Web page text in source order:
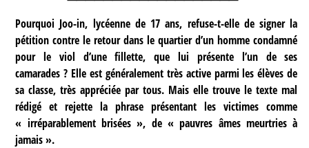
Pourquoi Joo-in, lycéenne de 17 ans, refuse-t-elle de signer la
pétition contre le retour dans le quartier d’un homme condamné
pour le viol d’une fillette, que lui présente l’un de ses
camarades ? Elle est généralement très active parmi les élèves de
sa classe, très appréciée par tous. Mais elle trouve le texte mal
rédigé et rejette la phrase présentant les victimes comme
« irréparablement brisées », de « pauvres âmes meurtries à
jamais ».